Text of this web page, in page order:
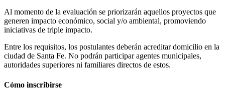
Al momento de la evaluación se priorizarán aquellos proyectos que
generen impacto económico, social y/o ambiental, promoviendo
iniciativas de triple impacto.
Entre los requisitos, los postulantes deberán acreditar domicilio en la
ciudad de Santa Fe. No podrán participar agentes municipales,
autoridades superiores ni familiares directos de estos.
Cómo inscribirse